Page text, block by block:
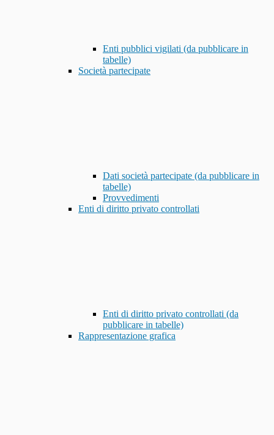
Enti pubblici vigilati (da pubblicare in
tabelle)
Società partecipate
Dati società partecipate (da pubblicare in
tabelle)
Provvedimenti
Enti di diritto privato controllati
Enti di diritto privato controllati (da
pubblicare in tabelle)
Rappresentazione grafica